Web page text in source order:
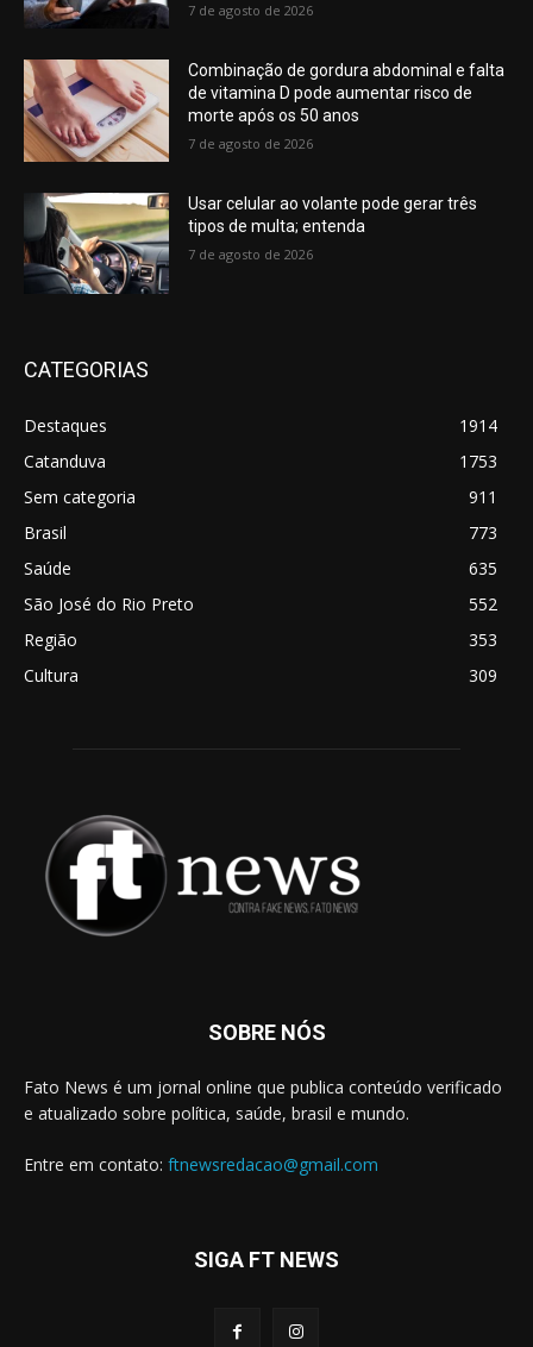
7 de agosto de 2026
Combinação de gordura abdominal e falta
de vitamina D pode aumentar risco de
morte após os 50 anos
7 de agosto de 2026
Usar celular ao volante pode gerar três
tipos de multa; entenda
7 de agosto de 2026
CATEGORIAS
Destaques
1914
Catanduva
1753
Sem categoria
911
Brasil
773
Saúde
635
São José do Rio Preto
552
Região
353
Cultura
309
SOBRE NÓS
Fato News é um jornal online que publica conteúdo verificado
e atualizado sobre política, saúde, brasil e mundo.
Entre em contato: ftnewsredacao@gmail.com
SIGA FT NEWS